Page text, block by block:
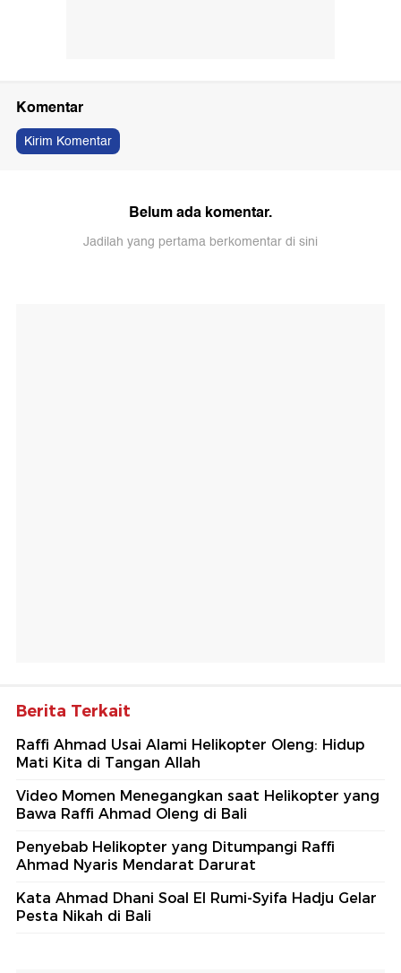
Komentar
Kirim Komentar
Belum ada komentar.
Jadilah yang pertama berkomentar di sini
Berita Terkait
Raffi Ahmad Usai Alami Helikopter Oleng: Hidup
Mati Kita di Tangan Allah
Video Momen Menegangkan saat Helikopter yang
Bawa Raffi Ahmad Oleng di Bali
Penyebab Helikopter yang Ditumpangi Raffi
Ahmad Nyaris Mendarat Darurat
Kata Ahmad Dhani Soal El Rumi-Syifa Hadju Gelar
Pesta Nikah di Bali